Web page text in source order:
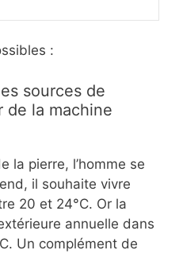
:
sources de
de la machine
la pierre, l’homme se
il souhaite vivre
20 et 24°C. Or la
annuelle dans
Un complément de